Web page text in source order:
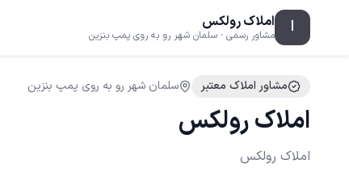
ا املاک رولکس
مشاور رسمی · سلمان شهر رو به روی پمپ بنزین
مشاور املاک معتبر سلمان شهر رو به روی پمپ بنزین
املاک رولکس
املاک رولکس